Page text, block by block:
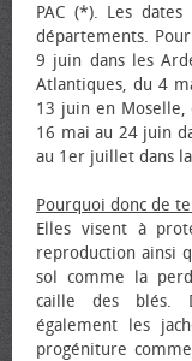
PAC (*). Les
départements.
9 juin dans les
Atlantiques, du 4
13 juin en Moselle,
16 mai au 24 juin
au 1er juillet dans
Pourquoi donc de
Elles visent à
reproduction ainsi
sol comme la
caille des blés.
également les
progéniture